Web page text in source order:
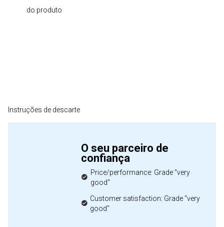
do produto
Instruções de descarte
O seu parceiro de
confiança
Price/performance: Grade "very
good"
Customer satisfaction: Grade "very
good"